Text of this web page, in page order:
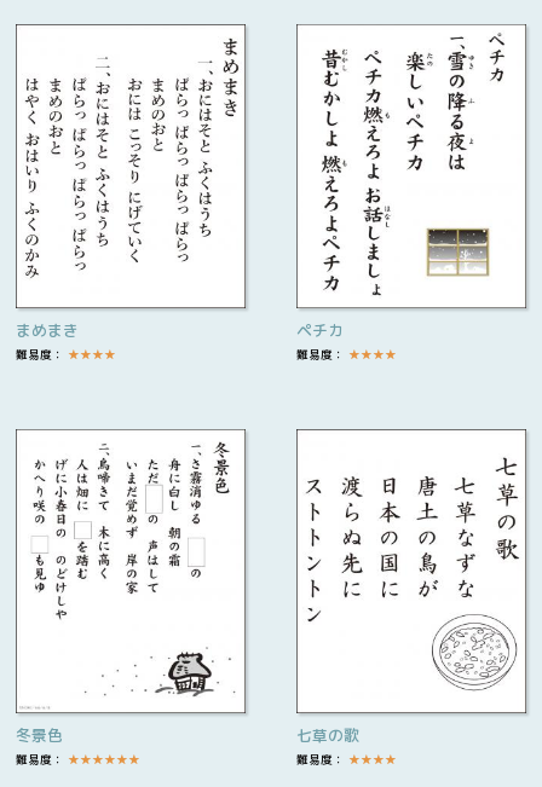
まめまき
難易度： ★★★★
ペチカ
難易度： ★★★★
冬景色
難易度： ★★★★★★
七草の歌
難易度： ★★★★